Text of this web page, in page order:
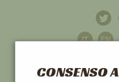
CONSENSO